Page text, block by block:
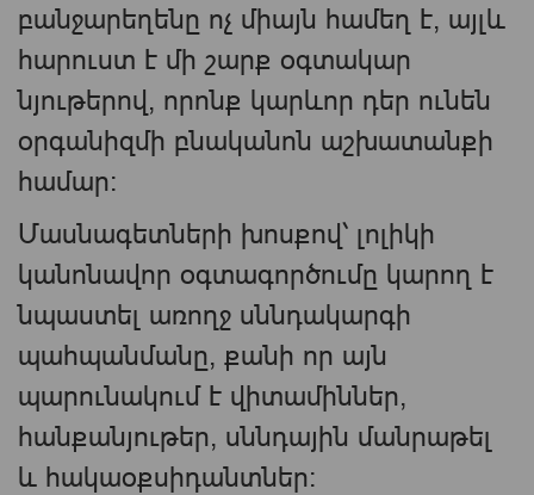
բանջարեղենը ոչ միայն համեղ է, այլև
հարուստ է մի շարք օգտակար
նյութերով, որոնք կարևոր դեր ունեն
օրգանիզմի բնականոն աշխատանքի
համար։
Մասնագետների խոսքով՝ լոլիկի
կանոնավոր օգտագործումը կարող է
նպաստել առողջ սննդակարգի
պահպանմանը, քանի որ այն
պարունակում է վիտամիններ,
հանքանյութեր, սննդային մանրաթել
և հակաօքսիդանտներ։